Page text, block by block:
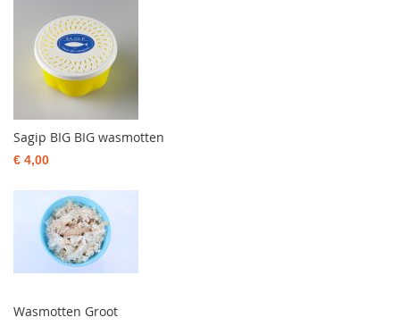
Sagip BIG BIG wasmotten
€ 4,00
Wasmotten Groot